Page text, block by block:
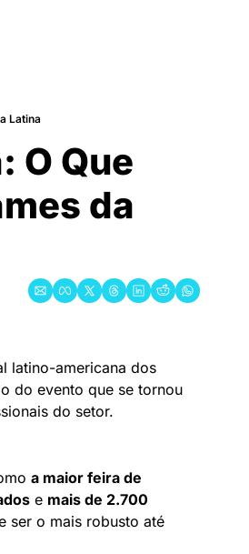
Latina
O Que
da
latino-americana dos
do evento que se tornou
do setor.
a maior feira de
e mais de 2.700
ser o mais robusto até